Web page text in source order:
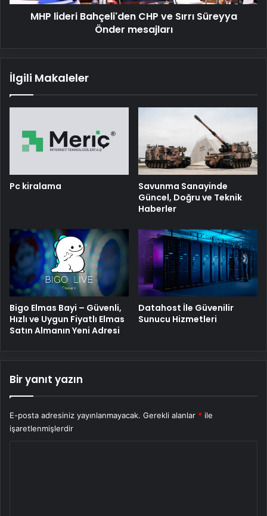
mesajları
MHP lideri Bahçeli'den CHP ve Sırrı Süreyya
Önder mesajları
İlgili Makaleler
Pc kiralama
Savunma Sanayinde
Güncel, Doğru ve Teknik
Haberler
Bigo Elmas Bayi – Güvenli,
Hızlı ve Uygun Fiyatlı Elmas
Satın Almanın Yeni Adresi
Datahost İle Güvenilir
Sunucu Hizmetleri
Bir yanıt yazın
E-posta adresiniz yayınlanmayacak. Gerekli alanlar * ile
işaretlenmişlerdir